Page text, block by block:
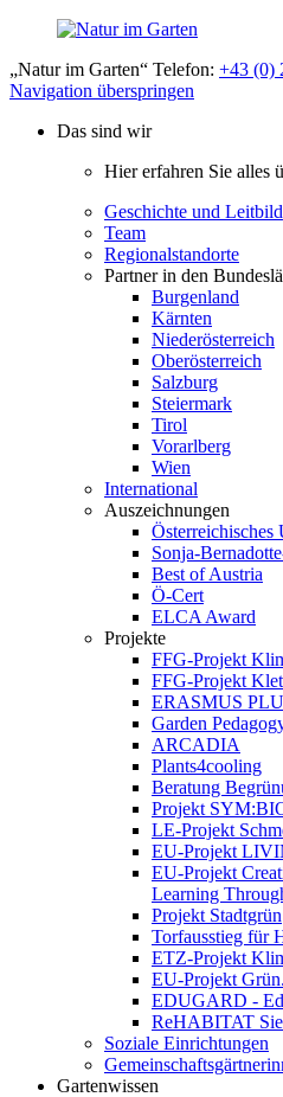
„Natur im Garten“ Telefon: +43 (0)
Navigation überspringen
Das sind wir
Hier erfahren Sie alles
Geschichte und Leitbild
Team
Regionalstandorte
Partner in den
Burgenland
Kärnten
Niederösterreich
Oberösterreich
Salzburg
Steiermark
Tirol
Vorarlberg
Wien
International
Auszeichnungen
Österreichisches
Sonja-
Best of Austria
Ö-Cert
ELCA Award
Projekte
FFG-Projekt
FFG-Projekt
ERASMUS
Garden
ARCADIA
Plants4cooling
Beratung
Projekt
LE-Projekt
EU-Projekt
EU-Projekt
Learning
Projekt Stadtgrün
Torfausstieg für
ETZ-Projekt
EU-Projekt
EDUGARD -
ReHABITAT
Soziale Einrichtungen
Gartenwissen